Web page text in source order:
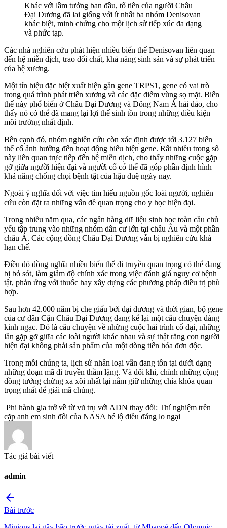
Khác với lầm tưởng ban đầu, tổ tiên của người Châu
Đại Dương đã lai giống với ít nhất ba nhóm Denisovan
khác biệt, minh chứng cho một lịch sử tiếp xúc đa dạng
và phức tạp.
Các nhà nghiên cứu phát hiện nhiều biến thể Denisovan liên quan
đến hệ miễn dịch, trao đổi chất, khả năng sinh sản và sự phát triển
của hệ xương.
Một tín hiệu đặc biệt xuất hiện gần gene TRPS1, gene có vai trò
trong quá trình phát triển xương và các đặc điểm vùng sọ mặt. Biến
thể này phổ biến ở Châu Đại Dương và Đông Nam Á hải đảo, cho
thấy nó có thể đã mang lại lợi thế sinh tồn trong những điều kiện
môi trường nhất định.
Bên cạnh đó, nhóm nghiên cứu còn xác định được tới 3.127 biến
thể cổ ảnh hưởng đến hoạt động biểu hiện gene. Rất nhiều trong số
này liên quan trực tiếp đến hệ miễn dịch, cho thấy những cuộc gặp
gỡ giữa người hiện đại và người cổ có thể đã góp phần định hình
khả năng chống chọi bệnh tật của hậu duệ ngày nay.
Ngoài ý nghĩa đối với việc tìm hiểu nguồn gốc loài người, nghiên
cứu còn đặt ra những vấn đề quan trọng cho y học hiện đại.
Trong nhiều năm qua, các ngân hàng dữ liệu sinh học toàn cầu chủ
yếu tập trung vào những nhóm dân cư lớn tại châu Âu và một phần
châu Á. Các cộng đồng Châu Đại Dương vẫn bị nghiên cứu khá
hạn chế.
Điều đó đồng nghĩa nhiều biến thể di truyền quan trọng có thể đang
bị bỏ sót, làm giảm độ chính xác trong việc đánh giá nguy cơ bệnh
tật, phản ứng với thuốc hay xây dựng các phương pháp điều trị phù
hợp.
Sau hơn 42.000 năm bị che giấu bởi đại dương và thời gian, bộ gene
của cư dân Cận Châu Đại Dương đang kể lại một câu chuyện đáng
kinh ngạc. Đó là câu chuyện về những cuộc hải trình cổ đại, những
lần gặp gỡ giữa các loài người khác nhau và sự thật rằng con người
hiện đại không phải sản phẩm của một dòng tiến hóa đơn độc.
Trong mỗi chúng ta, lịch sử nhân loại vẫn đang tồn tại dưới dạng
những đoạn mã di truyền thầm lặng. Và đôi khi, chính những cộng
đồng tưởng chừng xa xôi nhất lại nắm giữ những chìa khóa quan
trọng nhất để giải mã chúng.
Phi hành gia trở về từ vũ trụ với ADN thay đổi: Thí nghiệm trên
cặp anh em sinh đôi của NASA hé lộ điều đáng lo ngại
Tác giả bài viết
admin
arrow_back
Bài trước